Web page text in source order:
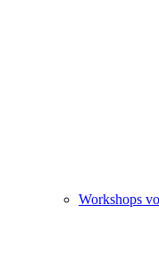
Workshops